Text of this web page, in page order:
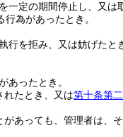
一定の期間停止し、又は
行為があったとき。
を拒み、又は妨げたと
あったとき。
れたとき、又は第十条第
あっても、管理者は、そ